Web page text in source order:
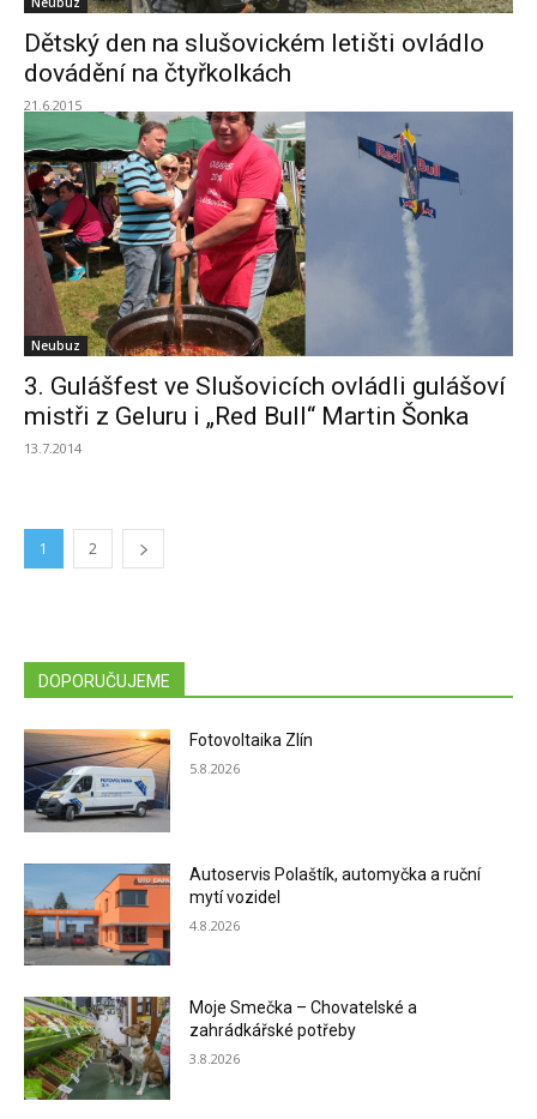
Dětský den na slušovickém letišti ovládlo
dovádění na čtyřkolkách
21.6.2015
Neubuz
3. Gulášfest ve Slušovicích ovládli gulášoví
mistři z Geluru i „Red Bull“ Martin Šonka
13.7.2014
1 2
DOPORUČUJEME
Fotovoltaika Zlín
5.8.2026
Autoservis Polaštík, automyčka a ruční
mytí vozidel
4.8.2026
Moje Smečka – Chovatelské a
zahrádkářské potřeby
3.8.2026